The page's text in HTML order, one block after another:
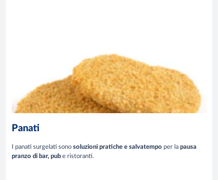
Panati
I panati surgelati sono soluzioni pratiche e salvatempo per la pausa
pranzo di bar, pub e ristoranti.